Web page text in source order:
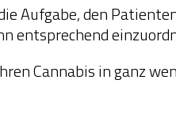
Aufgabe, den
entsprechend
Cannabis in ganz